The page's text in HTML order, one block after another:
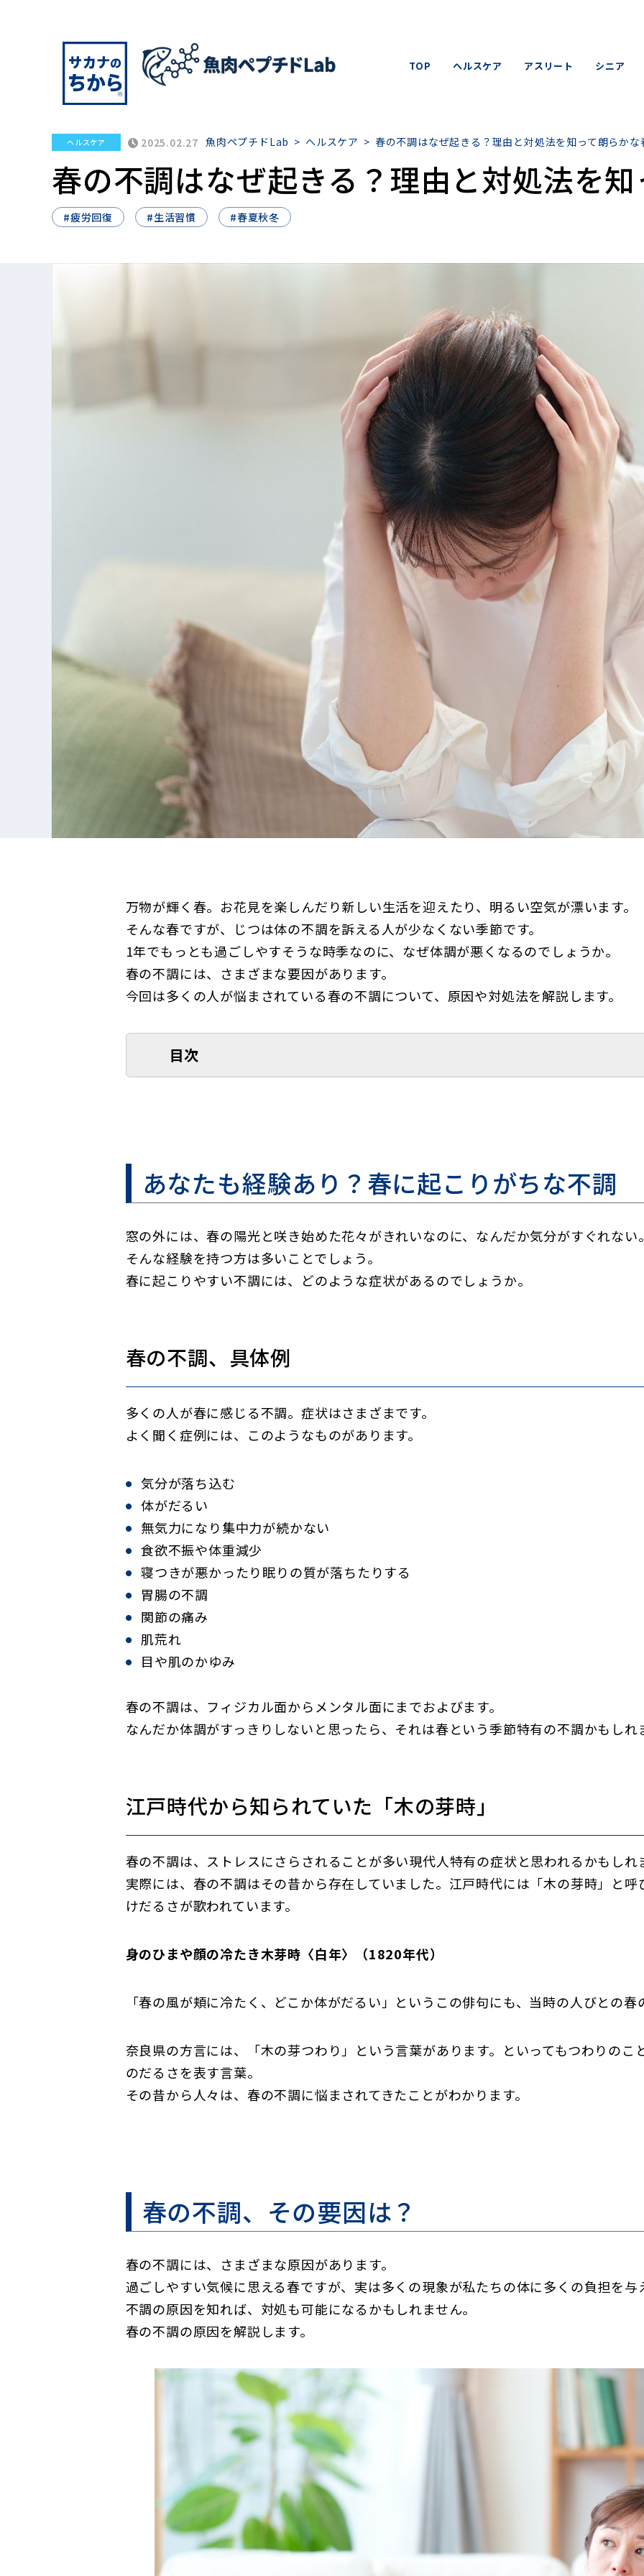
TOP ヘルスケア アスリート シニア
ヘルスケア 2025.02.27 魚肉ペプチドLab > ヘルスケア > 春の不調はなぜ起きる？理由と対処法を知って朗らかな
春の不調はなぜ起きる？理由と対処法を
#疲労回復 #生活習慣 #春夏秋冬
万物が輝く春。お花見を楽しんだり新しい生活を迎えたり、明るい空気が漂います。
そんな春ですが、じつは体の不調を訴える人が少なくない季節です。
1年でもっとも過ごしやすそうな時季なのに、なぜ体調が悪くなるのでしょうか。
春の不調には、さまざまな要因があります。
今回は多くの人が悩まされている春の不調について、原因や対処法を解説します。
目次
あなたも経験あり？春に起こりがちな不調
窓の外には、春の陽光と咲き始めた花々がきれいなのに、なんだか気分がすぐれない
そんな経験を持つ方は多いことでしょう。
春に起こりやすい不調には、どのような症状があるのでしょうか。
春の不調、具体例
多くの人が春に感じる不調。症状はさまざまです。
よく聞く症例には、このようなものがあります。
気分が落ち込む
体がだるい
無気力になり集中力が続かない
食欲不振や体重減少
寝つきが悪かったり眠りの質が落ちたりする
胃腸の不調
関節の痛み
肌荒れ
目や肌のかゆみ
春の不調は、フィジカル面からメンタル面にまでおよびます。
なんだか体調がすっきりしないと思ったら、それは春という季節特有の不調かもしれ
江戸時代から知られていた「木の芽時」
春の不調は、ストレスにさらされることが多い現代人特有の症状と思われるかもしれ
実際には、春の不調はその昔から存在していました。江戸時代には「木の芽時」と
けだるさが歌われています。
身のひまや顔の冷たき木芽時〈白年〉（1820年代）
「春の風が頬に冷たく、どこか体がだるい」というこの俳句にも、当時の人びとの
奈良県の方言には、「木の芽つわり」という言葉があります。といってもつわりのこ
のだるさを表す言葉。
その昔から人々は、春の不調に悩まされてきたことがわかります。
春の不調、その要因は？
春の不調には、さまざまな原因があります。
過ごしやすい気候に思える春ですが、実は多くの現象が私たちの体に多くの負担を与
不調の原因を知れば、対処も可能になるかもしれません。
春の不調の原因を解説します。